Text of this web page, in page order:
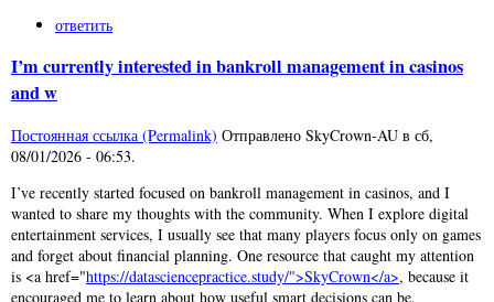
ответить
I’m currently interested in bankroll management in casinos
and w
Постоянная ссылка (Permalink) Отправлено SkyCrown-AU в сб,
08/01/2026 - 06:53.
I’ve recently started focused on bankroll management in casinos, and I
wanted to share my thoughts with the community. When I explore digital
entertainment services, I usually see that many players focus only on games
and forget about financial planning. One resource that caught my attention
is <a href="https://datasciencepractice.study/">SkyCrown</a>, because it
encouraged me to learn about how useful smart decisions can be.